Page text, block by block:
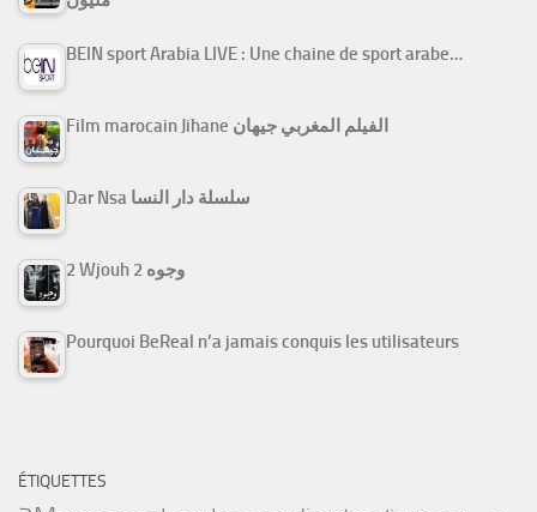
BEIN sport Arabia LIVE : Une chaine de sport arabe…
Film marocain Jihane الفيلم المغربي جيهان
Dar Nsa سلسلة دار النسا
2 Wjouh 2 وجوه
Pourquoi BeReal n’a jamais conquis les utilisateurs
ÉTIQUETTES